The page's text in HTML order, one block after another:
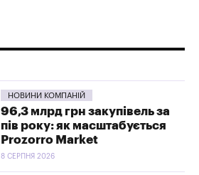
НОВИНИ КОМПАНІЙ
96,3 млрд грн закупівель за
пів року: як масштабується
Prozorro Market
8 СЕРПНЯ 2026